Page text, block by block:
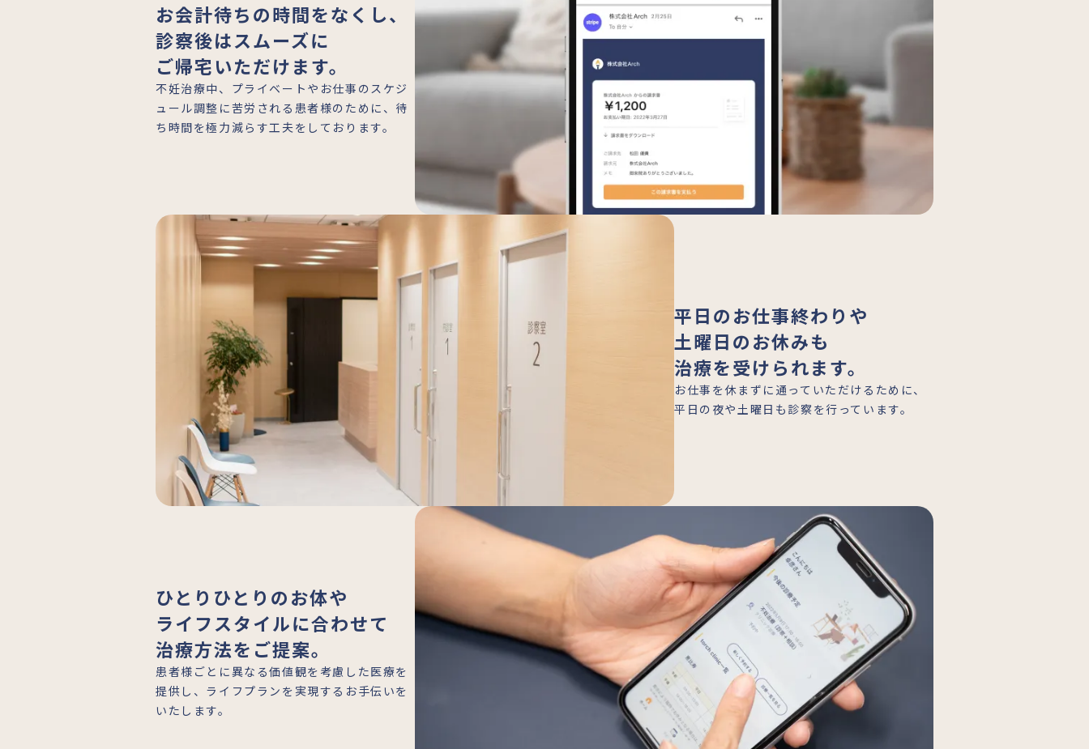
お会計待ちの時間をなくし、
診察後はスムーズに
ご帰宅いただけます。
不妊治療中、プライベートやお仕事のスケジ
ュール調整に苦労される患者様のために、待
ち時間を極力減らす工夫をしております。
平日のお仕事終わりや
土曜日のお休みも
治療を受けられます。
お仕事を休まずに通っていただけるために、
平日の夜や土曜日も診察を行っています。
ひとりひとりのお体や
ライフスタイルに合わせて
治療方法をご提案。
患者様ごとに異なる価値観を考慮した医療を
提供し、ライフプランを実現するお手伝いを
いたします。